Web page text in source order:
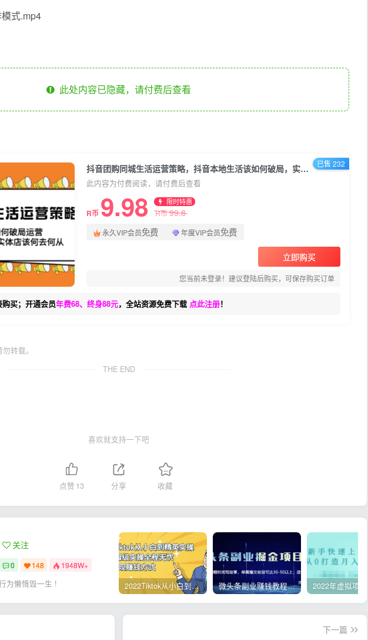
式.mp4
此处内容已隐藏，请付费后查看
抖音团购同城生活运营策略，抖音本地生活该如何破局，实体店该何去何从
此内容为付费阅读，请付费后查看
R币 9.98 限时特惠
R币99.8
永久VIP会员免费 年度VIP会员免费
立即购买
您当前未登录！建议登陆后购买，可保存购买订单
买；开通会员年费68、终身88元，全站资源免费下载 点此注册！
已售 232
转载。
THE END
喜欢就支持一下吧
点赞 13 分享 收藏
关注
0 148 1948W+
为懒惰毁一生 ! 2022Tiktok从小白到精英实操，0-1保姆级实操全程无忧，多种变现赚钱方式 微头条副业赚钱教程，项目单号单天做到50-100+收益
下一篇